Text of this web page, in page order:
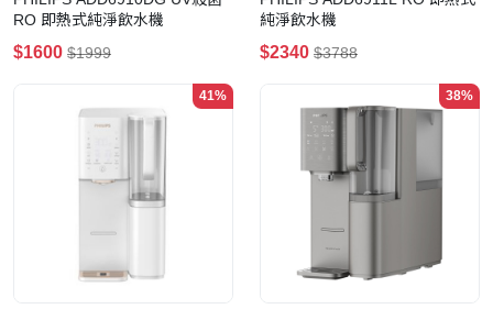
RO 即熱式純淨飲水機
$1600 $1999
純淨飲水機
$2340 $3788
41% 38%